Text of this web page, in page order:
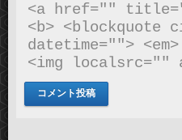
<a href=""
<b> <blockquote
datetime="">
<img localsrc=""